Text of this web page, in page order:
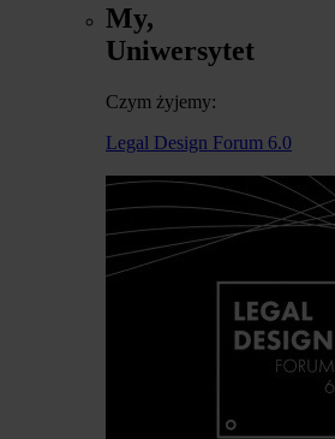
My,
Uniwersytet
Czym żyjemy:
Legal Design Forum 6.0